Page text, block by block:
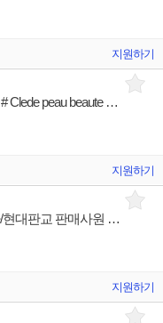
지원하기
# 끌레드뽀보떼 # 인천공항 롯데면세점 T2 # Clede peau beaute 브랜드 뷰티아티스트
지원하기
[명품 주얼리] 타사키 코리아 광교갤러리아/현대판교 판매사원 채용
지원하기